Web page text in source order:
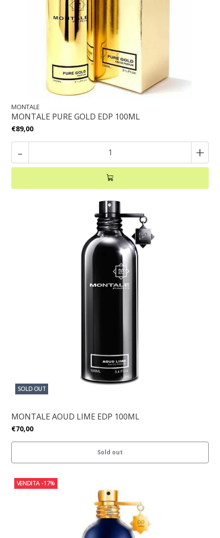
MONTALE
MONTALE PURE GOLD EDP 100ML
€89,00
- +
SOLD OUT
MONTALE AOUD LIME EDP 100ML
€70,00
Sold out
VENDITA -17%